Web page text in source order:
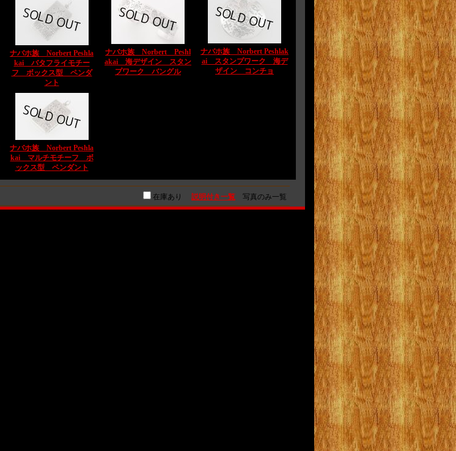
ナバホ族 Norbert Peshla
kai バタフライモチー
フ ボックス型 ペンダ
ント
ナバホ族 Norbert Peshl
akai 海デザイン スタン
プワーク バングル
ナバホ族 Norbert Peshlak
ai スタンプワーク 海デ
ザイン コンチョ
ナバホ族 Norbert Peshla
kai マルチモチーフ ボ
ックス型 ペンダント
在庫あり 説明付き一覧 写真のみ一覧